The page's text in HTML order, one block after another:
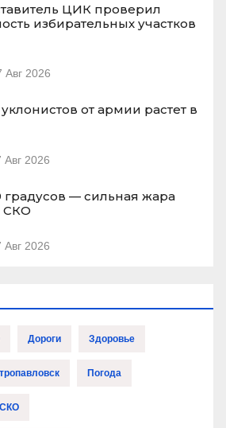
ЦИК проверил
избирательных участков
Авг 2026
от армии растет в
Авг 2026
градусов — сильная жара
СКО
Авг 2026
Дороги Здоровье
Погода
СКО